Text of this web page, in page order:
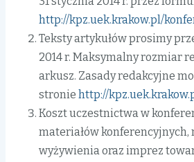
http://kpz.uek.krakow.pl/
Teksty artykułów prosimy
2014 r. Maksymalny rozmiar
arkusz. Zasady redakcyjne
stronie http://
Koszt uczestnictwa w
materiałów konferencyjnych,
wyżywienia oraz imprez